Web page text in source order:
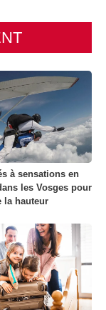
à sensations en
les Vosges pour
la hauteur